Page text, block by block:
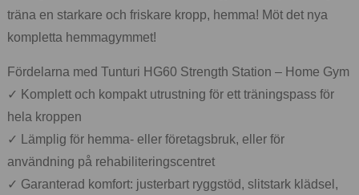
träna en starkare och friskare kropp, hemma! Möt det nya
kompletta hemmagymmet!
Fördelarna med Tunturi HG60 Strength Station – Home Gym
✓ Komplett och kompakt utrustning för ett träningspass för
hela kroppen
✓ Lämplig för hemma- eller företagsbruk, eller för
användning på rehabiliteringscentret
✓ Garanterad komfort: justerbart ryggstöd, slitstark klädsel,